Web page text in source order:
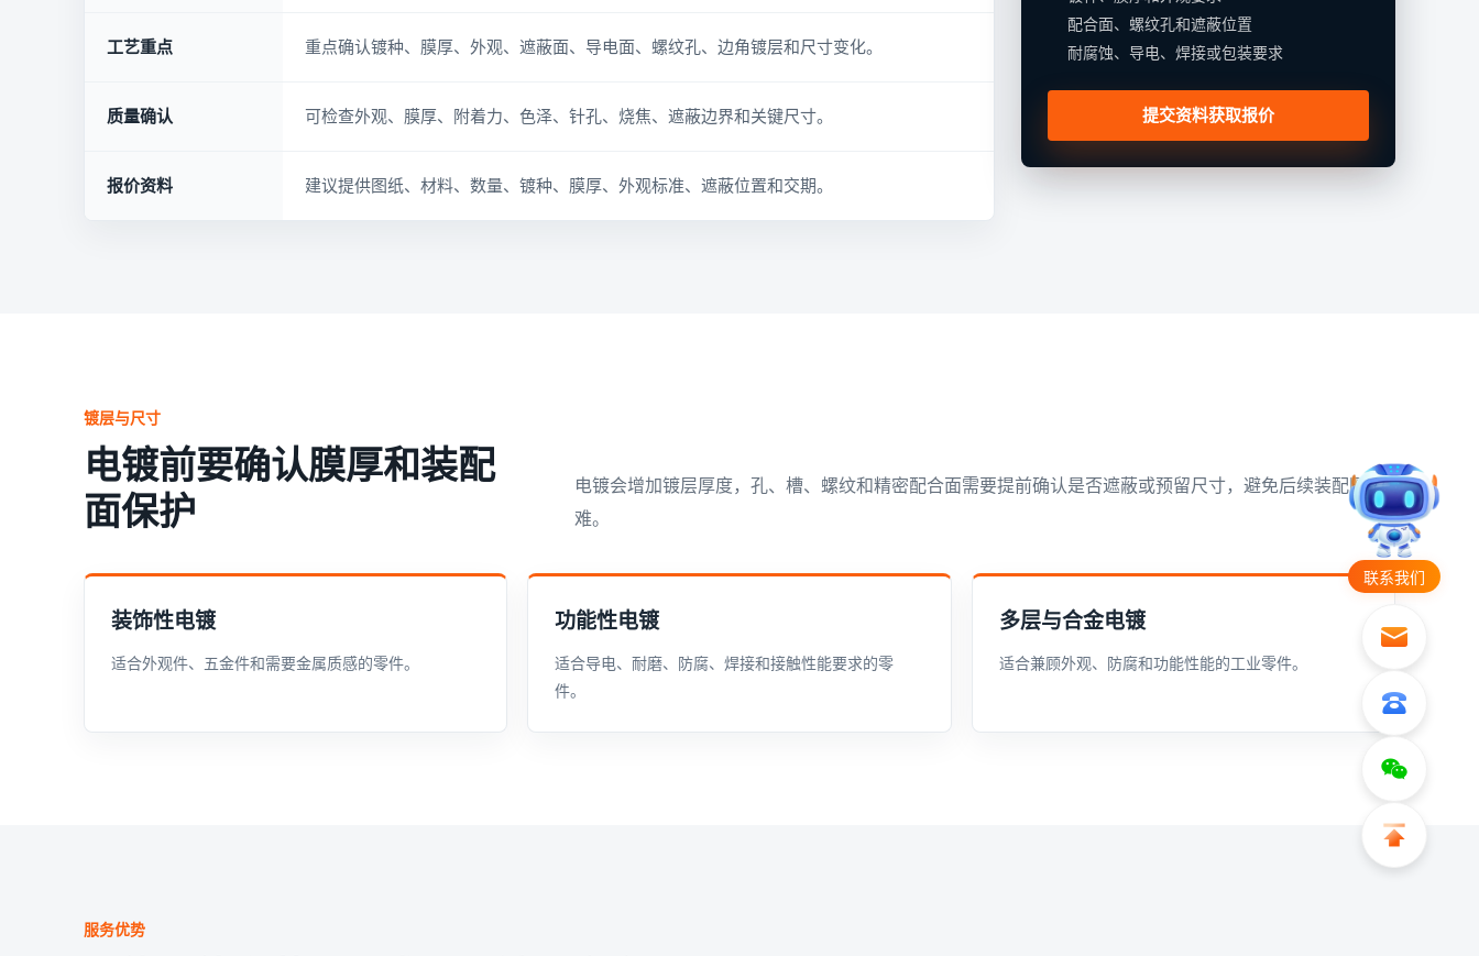
工艺重点 重点确认镀种、膜厚、外观、遮蔽面、导电面、螺纹孔、边角镀层和尺寸变化。
质量确认 可检查外观、膜厚、附着力、色泽、针孔、烧焦、遮蔽边界和关键尺寸。
报价资料 建议提供图纸、材料、数量、镀种、膜厚、外观标准、遮蔽位置和交期。
配合面、螺纹孔和遮蔽位置
耐腐蚀、导电、焊接或包装要求
提交资料获取报价
镀层与尺寸
电镀前要确认膜厚和装配
面保护
电镀会增加镀层厚度，孔、槽、螺纹和精密配合面需要提前确认是否遮蔽或预留尺寸，避免后续装配困
难。
装饰性电镀
适合外观件、五金件和需要金属质感的零件。
功能性电镀
适合导电、耐磨、防腐、焊接和接触性能要求的零
件。
多层与合金电镀
适合兼顾外观、防腐和功能性能的工业零件。
服务优势
联系我们